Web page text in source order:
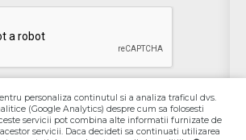
personaliza continutul si a analiza traficul dvs.
(Google Analytics) despre cum sa folosesti
servicii pot combina alte informatii furnizate de
servicii. Daca decideti sa continuati utilizarea